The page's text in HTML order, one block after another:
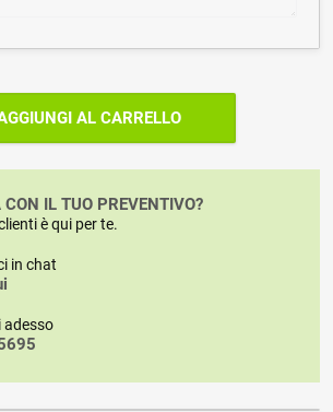
AL CARRELLO
CON IL TUO PREVENTIVO?
è qui per te.
in chat
adesso